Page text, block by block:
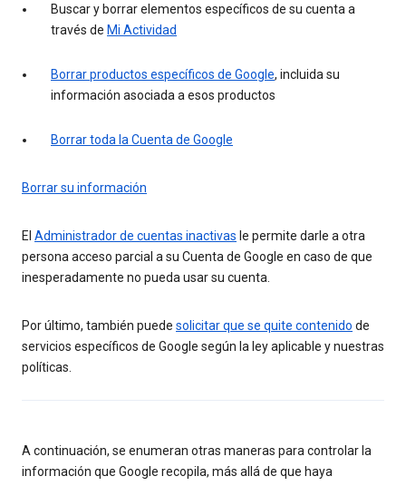
Buscar y borrar elementos específicos de su cuenta a
través de Mi Actividad
Borrar productos específicos de Google, incluida su
información asociada a esos productos
Borrar toda la Cuenta de Google
Borrar su información
El Administrador de cuentas inactivas le permite darle a otra
persona acceso parcial a su Cuenta de Google en caso de que
inesperadamente no pueda usar su cuenta.
Por último, también puede solicitar que se quite contenido de
servicios específicos de Google según la ley aplicable y nuestras
políticas.
A continuación, se enumeran otras maneras para controlar la
información que Google recopila, más allá de que haya